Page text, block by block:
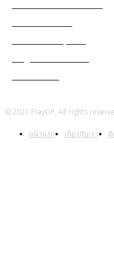
© 2021 PlayOP, All rights
หน้าแรก เกี่ยวกับเรา